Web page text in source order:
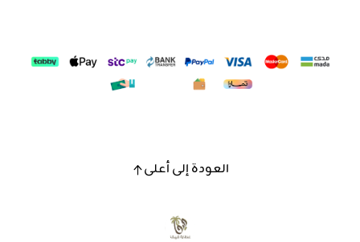
العودة إلى أعلى